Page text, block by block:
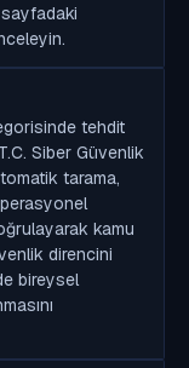
tehdit
Siber Güvenlik
tarama,
kamu
direncini
bireysel